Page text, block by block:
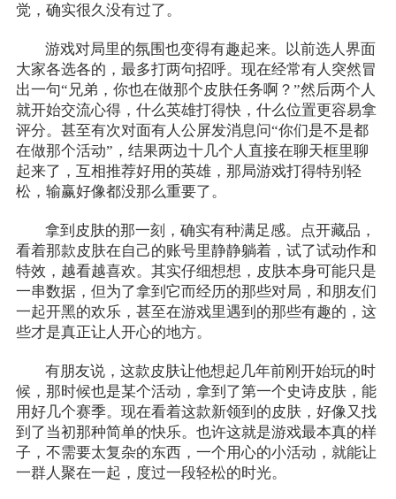
觉，确实很久没有过了。
游戏对局里的氛围也变得有趣起来。以前选人界面
大家各选各的，最多打两句招呼。现在经常有人突然冒
出一句“兄弟，你也在做那个皮肤任务啊？”然后两个人
就开始交流心得，什么英雄打得快，什么位置更容易拿
评分。甚至有次对面有人公屏发消息问“你们是不是都
在做那个活动”，结果两边十几个人直接在聊天框里聊
起来了，互相推荐好用的英雄，那局游戏打得特别轻
松，输赢好像都没那么重要了。
拿到皮肤的那一刻，确实有种满足感。点开藏品，
看着那款皮肤在自己的账号里静静躺着，试了试动作和
特效，越看越喜欢。其实仔细想想，皮肤本身可能只是
一串数据，但为了拿到它而经历的那些对局，和朋友们
一起开黑的欢乐，甚至在游戏里遇到的那些有趣的，这
些才是真正让人开心的地方。
有朋友说，这款皮肤让他想起几年前刚开始玩的时
候，那时候也是某个活动，拿到了第一个史诗皮肤，能
用好几个赛季。现在看着这款新领到的皮肤，好像又找
到了当初那种简单的快乐。也许这就是游戏最本真的样
子，不需要太复杂的东西，一个用心的小活动，就能让
一群人聚在一起，度过一段轻松的时光。